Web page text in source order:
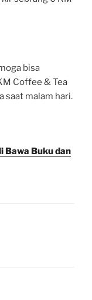
bisa
Coffee & Tea
saat malam hari.
Bawa Buku dan